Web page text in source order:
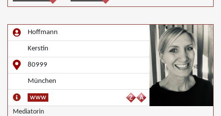
Hoffmann
Kerstin
80999
München
Mediatorin